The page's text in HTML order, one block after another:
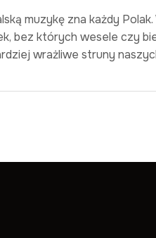
muzykę zna każdy
bez których wesele czy
wrażliwe struny